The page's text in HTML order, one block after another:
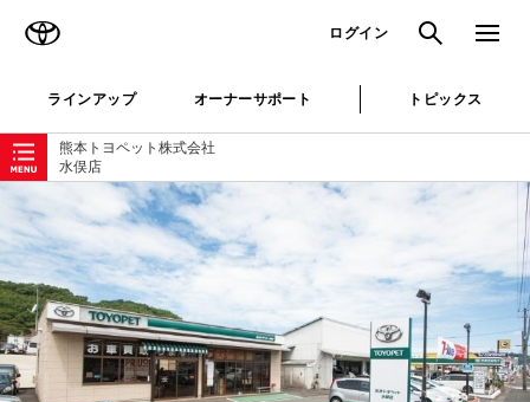
ログイン 検索 メニュ
ラインアップ オーナーサポート トピックス
熊本トヨペット株式会社
水俣店
ローカルナビゲーション